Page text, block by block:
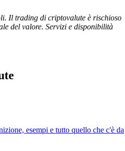
Il trading di criptovalute è rischioso
del valore. Servizi e disponibilità
esempi e tutto quello che c'è da